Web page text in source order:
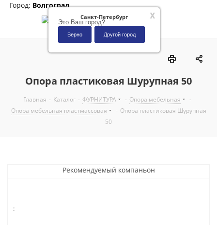
x
Санкт-Петербург
Это Ваш город?
Верно Другой город
Город: Волгоград
Опора пластиковая Шурупная 50
Главная - Каталог - ФУРНИТУРА - Опора мебельная
-
Опора мебельная пластмассовая
- Опора пластиковая Шурупная
50
Рекомендуемый компаньон
: